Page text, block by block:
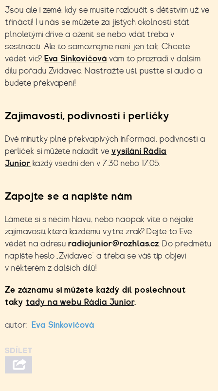
Jsou ale i země, kdy se musíte rozloučit s dětstvím už ve
třinácti! I u nás se můžete za jistých okolností stát
plnoletými dříve a oženit se nebo vdát třeba v
šestnácti. Ale to samozřejmě není jen tak. Chcete
vědět víc? Eva Sinkovičová vám to prozradí v dalším
dílu pořadu Zvídavec. Nastražte uši, pusťte si audio a
budete překvapení!
Zajímavosti, podivnosti i perličky
Dvě minutky plné překvapivých informací, podivností a
perliček si můžete naladit ve vysílání Rádia
Junior každý všední den v 7:30 nebo 17:05.
Zapojte se a napište nám
Lámete si s něčím hlavu, nebo naopak víte o nějaké
zajímavosti, která každému vytře zrak? Dejte to Evě
vědět na adresu radiojunior@rozhlas.cz. Do předmětu
napište heslo „Zvídavec“ a třeba se váš tip objeví
v některém z dalších dílů!
Ze záznamu si můžete každý díl poslechnout
taky tady na webu Rádia Junior.
autor: Eva Sinkovičová